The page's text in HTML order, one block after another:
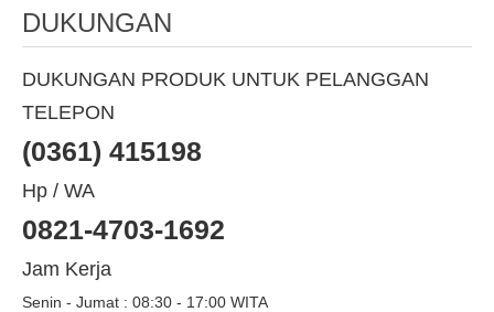
DUKUNGAN
DUKUNGAN PRODUK UNTUK PELANGGAN
TELEPON
(0361) 415198
Hp / WA
0821-4703-1692
Jam Kerja
Senin - Jumat : 08:30 - 17:00 WITA